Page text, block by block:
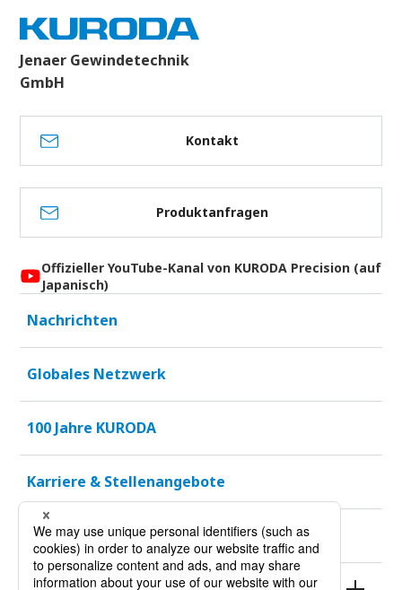
Jenaer Gewindetechnik
GmbH
Kontakt
Produktanfragen
Offizieller YouTube-Kanal von KURODA Precision (auf
Japanisch)
Nachrichten
Globales Netzwerk
100 Jahre KURODA
Karriere & Stellenangebote
Nachhaltigkeit